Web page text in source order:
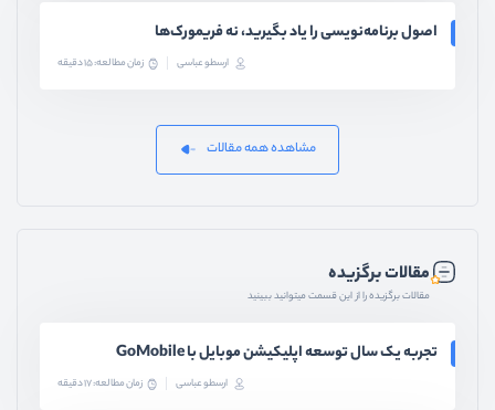
اصول برنامه‌نویسی را یاد بگیرید، نه فریمورک‌ها
ارسطو عباسی زمان مطالعه: 15 دقیقه
مشاهده همه مقالات
مقالات برگزیده
مقالات برگزیده را از این قسمت میتوانید ببینید
تجربه یک سال توسعه اپلیکیشن موبایل با GoMobile
ارسطو عباسی زمان مطالعه: 17 دقیقه